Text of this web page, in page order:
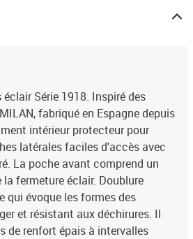
Série 1918. Inspiré des
fabriqué en Espagne depuis
intérieur protecteur pour
latérales faciles d'accès avec
La poche avant comprend un
fermeture éclair. Doublure
qui évoque les formes des
et résistant aux déchirures. Il
de renfort épais à intervalles